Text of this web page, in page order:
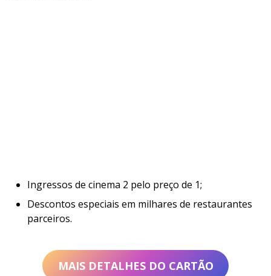
Ingressos de cinema 2 pelo preço de 1;
Descontos especiais em milhares de restaurantes
parceiros.
MAIS DETALHES DO CARTÃO